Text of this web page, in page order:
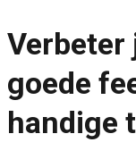
Klantcontact & CX
›
Verbeter je website
Verbeter
goede
handige